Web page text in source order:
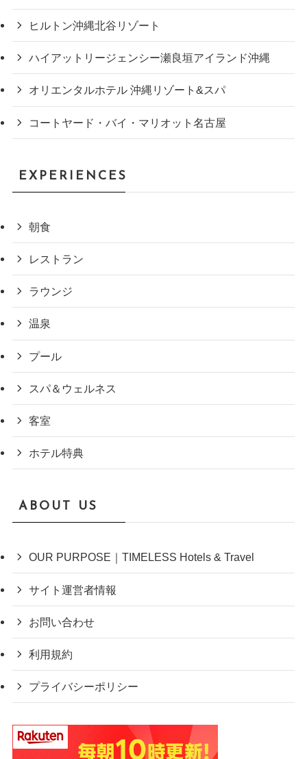
ヒルトン沖縄北谷リゾート
ハイアットリージェンシー瀬良垣アイランド沖縄
オリエンタルホテル 沖縄リゾート&スパ
コートヤード・バイ・マリオット名古屋
EXPERIENCES
朝食
レストラン
ラウンジ
温泉
プール
スパ＆ウェルネス
客室
ホテル特典
ABOUT US
OUR PURPOSE｜TIMELESS Hotels & Travel
サイト運営者情報
お問い合わせ
利用規約
プライバシーポリシー